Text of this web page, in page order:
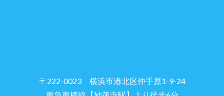
〒222-0023 横浜市港北区仲手原1-9-24